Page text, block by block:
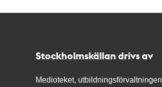
Stockholmskällan drivs av
Medioteket, utbildningsförvaltningen